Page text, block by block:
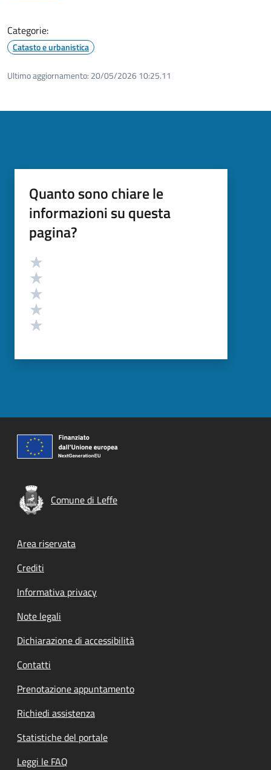
Categorie:
Catasto e urbanistica
Ultimo aggiornamento: 20/05/2026 10:25.11
Quanto sono chiare le
informazioni su questa
pagina?
Valutazione
Comune di Leffe
Footer menu
Area riservata
Crediti
Informativa privacy
Note legali
Dichiarazione di accessibilità
Contatti
Prenotazione appuntamento
Richiedi assistenza
Statistiche del portale
Leggi le FAQ